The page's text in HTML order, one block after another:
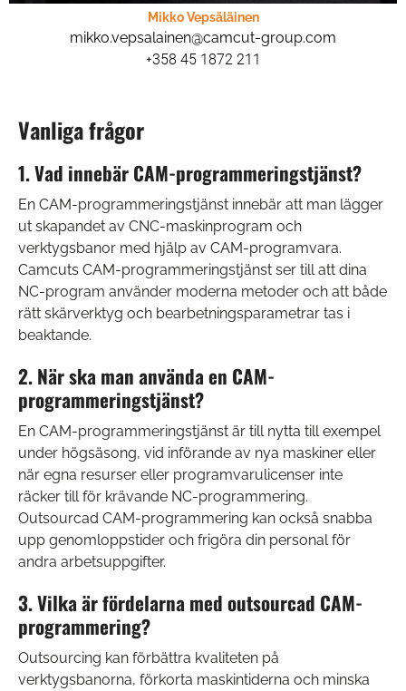
Mikko Vepsäläinen
mikko.vepsalainen@camcut-group.com
+358 45 1872 211
Vanliga frågor
1. Vad innebär CAM-programmeringstjänst?
En CAM-programmeringstjänst innebär att man lägger
ut skapandet av CNC-maskinprogram och
verktygsbanor med hjälp av CAM-programvara.
Camcuts CAM-programmeringstjänst ser till att dina
NC-program använder moderna metoder och att både
rätt skärverktyg och bearbetningsparametrar tas i
beaktande.
2. När ska man använda en CAM-
programmeringstjänst?
En CAM-programmeringstjänst är till nytta till exempel
under högsäsong, vid införande av nya maskiner eller
när egna resurser eller programvarulicenser inte
räcker till för krävande NC-programmering.
Outsourcad CAM-programmering kan också snabba
upp genomloppstider och frigöra din personal för
andra arbetsuppgifter.
3. Vilka är fördelarna med outsourcad CAM-
programmering?
Outsourcing kan förbättra kvaliteten på
verktygsbanorna, förkorta maskintiderna och minska